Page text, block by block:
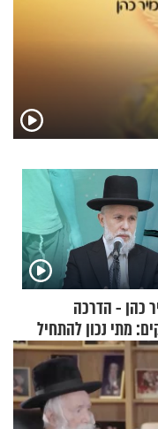
כהן - הדרכה
מתי נכון להתחיל
הציצית?